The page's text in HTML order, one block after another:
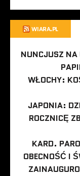
WIARA.PL
NUNCJUSZ NA
WŁOCHY:
JAPONIA:
ROCZNICĘ
KARD.
OBECNOŚĆ I